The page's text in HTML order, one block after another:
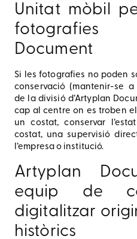
Unitat mòbil
fotografies
Document
Si les fotografies no poden
conservació (mantenir-se
de la divisió d’Artyplan
cap al centre on es troben
un costat, conservar
costat, una supervisió
l’empresa o institució.
Artyplan
equip de
digitalitzar
històrics